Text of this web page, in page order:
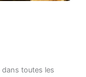
toutes les étapes
toutes les